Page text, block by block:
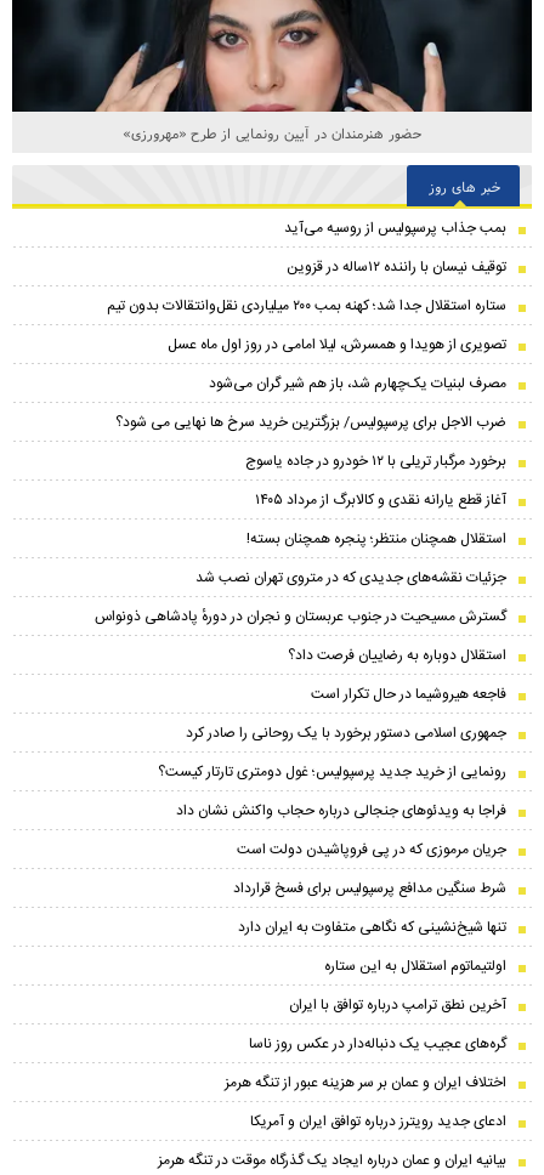
حضور هنرمندان در آیین رونمایی از طرح «مهرورزی»
خبر های روز
بمب جذاب پرسپولیس از روسیه می‌آید
توقیف نیسان با راننده ۱۲ساله در قزوین
ستاره استقلال جدا شد؛ کهنه بمب ۲۰۰ میلیاردی نقل‌وانتقالات بدون تیم
تصویری از هویدا و همسرش، لیلا امامی در روز اول ماه عسل
مصرف لبنیات یک‌چهارم شد، باز هم شیر گران می‌شود
ضرب الاجل برای پرسپولیس/ بزرگترین خرید سرخ ها نهایی می شود؟
برخورد مرگبار تریلی با ۱۲ خودرو در جاده یاسوج
آغاز قطع یارانه نقدی و کالابرگ از مرداد ۱۴۰۵
استقلال همچنان منتظر؛ پنجره همچنان بسته!
جزئیات نقشه‌های جدیدی که در متروی تهران نصب شد
گسترش مسیحیت در جنوب عربستان و نجران در دورهٔ پادشاهی ذونواس
استقلال دوباره به رضاییان فرصت داد؟
فاجعه هیروشیما در حال تکرار است
جمهوری اسلامی دستور برخورد با یک روحانی را صادر کرد
رونمایی از خرید جدید پرسپولیس؛ غول دومتری تارتار کیست؟
فراجا به ویدئوهای جنجالی درباره حجاب واکنش نشان داد
جریان مرموزی که در پی فروپاشیدن دولت است
شرط سنگین مدافع پرسپولیس برای فسخ قرارداد
تنها شیخ‌نشینی که نگاهی متفاوت به ایران دارد
اولتیماتوم استقلال به این ستاره
آخرین نطق ترامپ درباره توافق با ایران
گره‌های عجیب یک دنباله‌دار در عکس روز ناسا
اختلاف ایران و عمان بر سر هزینه عبور از تنگه هرمز
ادعای جدید رویترز درباره توافق ایران و آمریکا
بیانیه ایران و عمان درباره ایجاد یک گذرگاه موقت در تنگه هرمز